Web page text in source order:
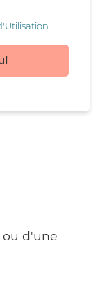
d'une